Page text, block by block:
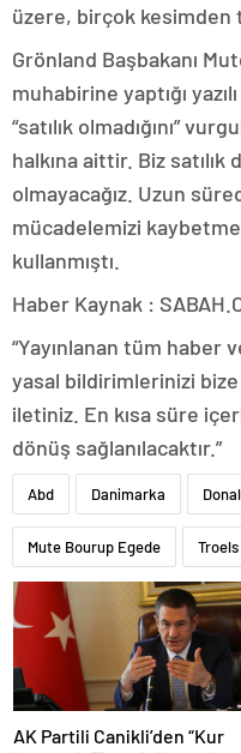
üzere, birçok kesimden
Grönland Başbakanı
muhabirine yaptığı
“satılık olmadığını”
halkına aittir. Biz satılık
olmayacağız. Uzun
mücadelemizi
kullanmıştı.
Haber Kaynak :
“Yayınlanan tüm haber
yasal bildirimlerinizi
iletiniz. En kısa süre
dönüş sağlanılacaktır.”
Abd Danimarka
Mute Bourup Egede
AK Partili Canikli’den “Kur